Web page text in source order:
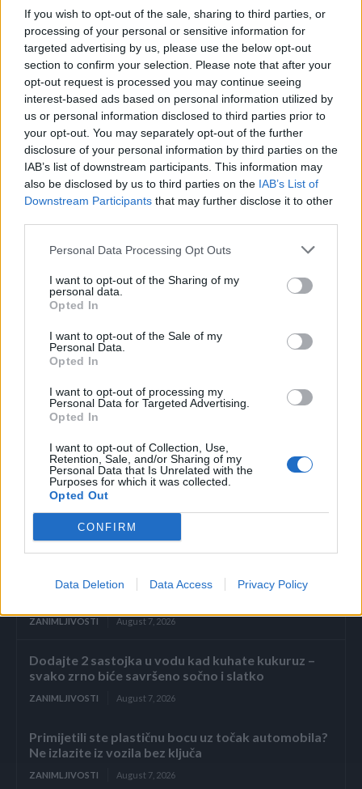
If you wish to opt-out of the sale, sharing to third parties, or
processing of your personal or sensitive information for
targeted advertising by us, please use the below opt-out
section to confirm your selection. Please note that after your
opt-out request is processed you may continue seeing
interest-based ads based on personal information utilized by
us or personal information disclosed to third parties prior to
your opt-out. You may separately opt-out of the further
disclosure of your personal information by third parties on the
IAB’s list of downstream participants. This information may
also be disclosed by us to third parties on the IAB’s List of
Downstream Participants that may further disclose it to other
Personal Data Processing Opt Outs
I want to opt-out of the Sharing of my
personal data.
Opted In
I want to opt-out of the Sale of my
Personal Data.
Opted In
I want to opt-out of processing my
Personal Data for Targeted Advertising.
Opted In
I want to opt-out of Collection, Use,
Retention, Sale, and/or Sharing of my
Personal Data that Is Unrelated with the
Purposes for which it was collected.
Opted Out
CONFIRM
Data Deletion Data Access Privacy Policy
Priprema :
Ako imate osjetljivu kožu pomiješajte kokosovo ulje i sodu
bikarbonu u omjeru 2:1.Da biste smjesu koristili kao piling,
pomiješajte jednake dijelove oba sastojka i lagano ih
masirajte na lice vrhovima prstiju.
Neka maska djeluje 10 minuta,a zatim isperite mlakom
vodom.Završite s hladnom vodom tako da biste zatvorili
pore.
vašu kožu da izgleda svjetlije i zdravije.Nakon nekoliko
primjena primijetit ćete da su bore, ožiljci i akne počeli
blijediti.
suncu može pogoršati problem.Pokušajte to izbjeći i uvijek
koristite zaštitu od sunca.
Povezano
Kasno navečer vratio sam se s poslovnog puta i
ZANIMLJIVOSTI August 7, 2026
Dodajte 2 sastojka u vodu kad kuhate kukuruz –
svako zrno biće savršeno sočno i slatko
ZANIMLJIVOSTI August 7, 2026
Primijetili ste plastičnu bocu uz točak automobila?
Ne izlazite iz vozila bez ključa
ZANIMLJIVOSTI August 7, 2026